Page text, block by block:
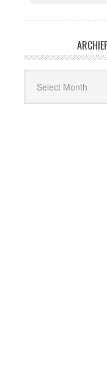
Kloptdatwel.nl